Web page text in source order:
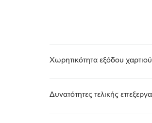
Χωρητικότητα εξόδου
Δυνατότητες τελικής